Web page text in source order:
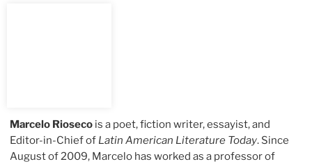
Marcelo Rioseco is a poet, fiction writer, essayist, and
Editor-in-Chief of Latin American Literature Today. Since
August of 2009, Marcelo has worked as a professor of